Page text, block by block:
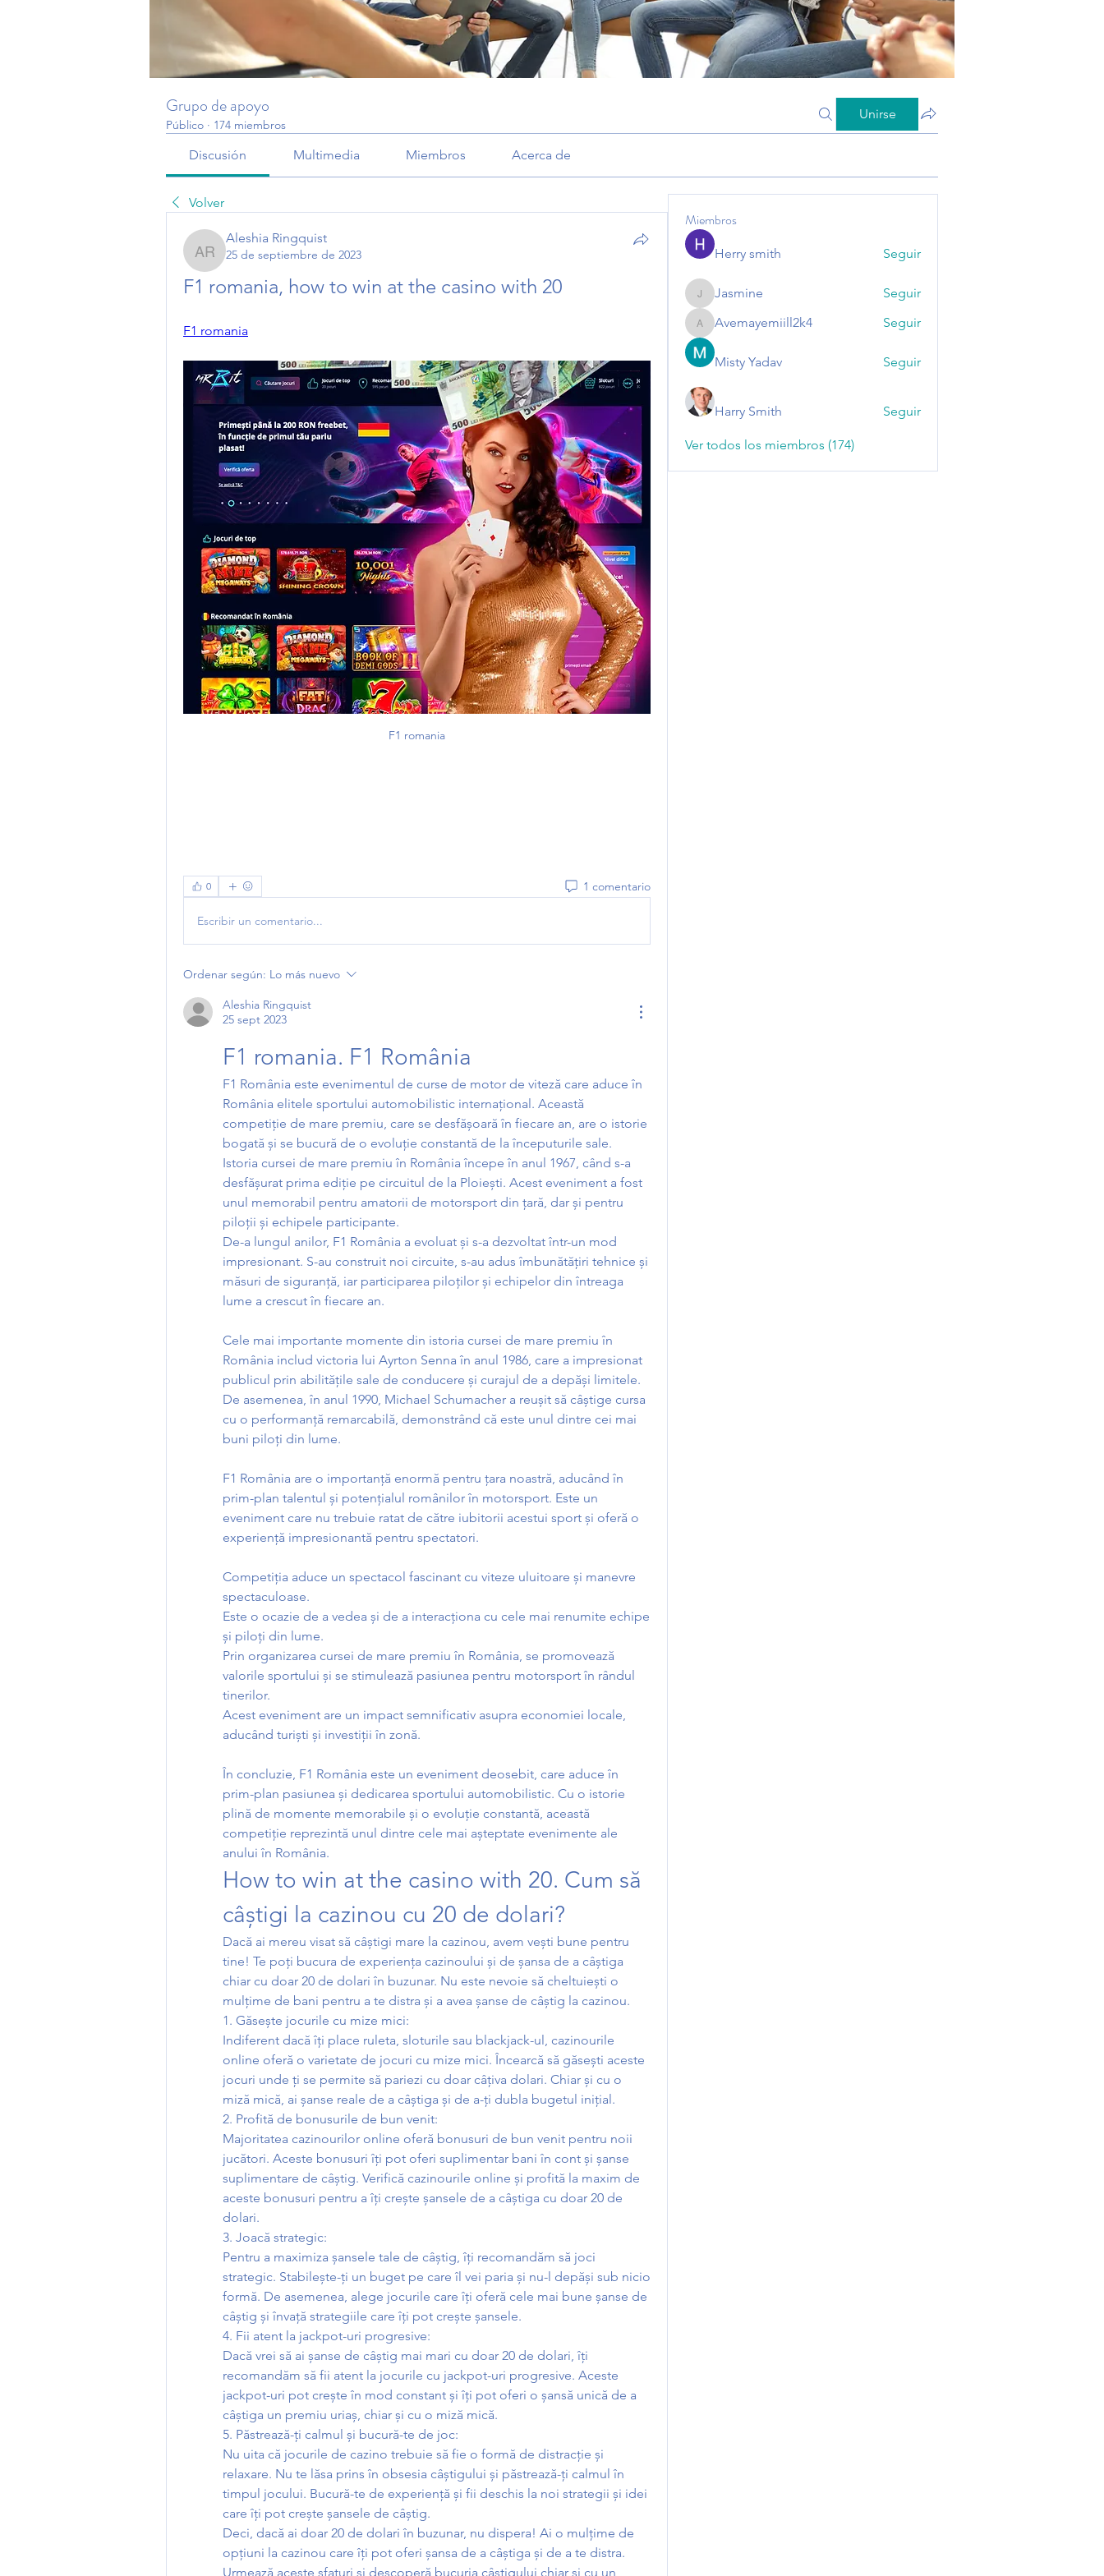
Grupo de apoyo
Público · 174 miembros
Unirse
Discusión Multimedia Miembros Acerca de
Volver
Aleshia Ringquist
Aleshia Ringquist
25 de septiembre de 2023
F1 romania, how to win at the casino with 20
F1 romania
F1 romania
0 1 comentario
Escribir un comentario...
Ordenar según: Lo más nuevo
Aleshia Ringquist
25 sept 2023
F1 romania. F1 România
F1 România este evenimentul de curse de motor de viteză care aduce în
România elitele sportului automobilistic internațional. Această
competiție de mare premiu, care se desfășoară în fiecare an, are o istorie
bogată și se bucură de o evoluție constantă de la începuturile sale.
Istoria cursei de mare premiu în România începe în anul 1967, când s-a
desfășurat prima ediție pe circuitul de la Ploiești. Acest eveniment a fost
unul memorabil pentru amatorii de motorsport din țară, dar și pentru
piloții și echipele participante.
De-a lungul anilor, F1 România a evoluat și s-a dezvoltat într-un mod
impresionant. S-au construit noi circuite, s-au adus îmbunătățiri tehnice și
măsuri de siguranță, iar participarea piloților și echipelor din întreaga
lume a crescut în fiecare an.
Cele mai importante momente din istoria cursei de mare premiu în
România includ victoria lui Ayrton Senna în anul 1986, care a impresionat
publicul prin abilitățile sale de conducere și curajul de a depăși limitele.
De asemenea, în anul 1990, Michael Schumacher a reușit să câștige cursa
cu o performanță remarcabilă, demonstrând că este unul dintre cei mai
buni piloți din lume.
F1 România are o importanță enormă pentru țara noastră, aducând în
prim-plan talentul și potențialul românilor în motorsport. Este un
eveniment care nu trebuie ratat de către iubitorii acestui sport și oferă o
experiență impresionantă pentru spectatori.
Competiția aduce un spectacol fascinant cu viteze uluitoare și manevre
spectaculoase.
Este o ocazie de a vedea și de a interacționa cu cele mai renumite echipe
și piloți din lume.
Prin organizarea cursei de mare premiu în România, se promovează
valorile sportului și se stimulează pasiunea pentru motorsport în rândul
tinerilor.
Acest eveniment are un impact semnificativ asupra economiei locale,
aducând turiști și investiții în zonă.
În concluzie, F1 România este un eveniment deosebit, care aduce în
prim-plan pasiunea și dedicarea sportului automobilistic. Cu o istorie
plină de momente memorabile și o evoluție constantă, această
competiție reprezintă unul dintre cele mai așteptate evenimente ale
anului în România.
How to win at the casino with 20. Cum să
câștigi la cazinou cu 20 de dolari?
Dacă ai mereu visat să câștigi mare la cazinou, avem vești bune pentru
tine! Te poți bucura de experiența cazinoului și de șansa de a câștiga
chiar cu doar 20 de dolari în buzunar. Nu este nevoie să cheltuiești o
mulțime de bani pentru a te distra și a avea șanse de câștig la cazinou.
1. Găsește jocurile cu mize mici:
Indiferent dacă îți place ruleta, sloturile sau blackjack-ul, cazinourile
online oferă o varietate de jocuri cu mize mici. Încearcă să găsești aceste
jocuri unde ți se permite să pariezi cu doar câțiva dolari. Chiar și cu o
miză mică, ai șanse reale de a câștiga și de a-ți dubla bugetul inițial.
2. Profită de bonusurile de bun venit:
Majoritatea cazinourilor online oferă bonusuri de bun venit pentru noii
jucători. Aceste bonusuri îți pot oferi suplimentar bani în cont și șanse
suplimentare de câștig. Verifică cazinourile online și profită la maxim de
aceste bonusuri pentru a îți crește șansele de a câștiga cu doar 20 de
dolari.
3. Joacă strategic:
Pentru a maximiza șansele tale de câștig, îți recomandăm să joci
strategic. Stabilește-ți un buget pe care îl vei paria și nu-l depăși sub nicio
formă. De asemenea, alege jocurile care îți oferă cele mai bune șanse de
câștig și învață strategiile care îți pot crește șansele.
4. Fii atent la jackpot-uri progresive:
Dacă vrei să ai șanse de câștig mai mari cu doar 20 de dolari, îți
recomandăm să fii atent la jocurile cu jackpot-uri progresive. Aceste
jackpot-uri pot crește în mod constant și îți pot oferi o șansă unică de a
câștiga un premiu uriaș, chiar și cu o miză mică.
5. Păstrează-ți calmul și bucură-te de joc:
Nu uita că jocurile de cazino trebuie să fie o formă de distracție și
relaxare. Nu te lăsa prins în obsesia câștigului și păstrează-ți calmul în
timpul jocului. Bucură-te de experiență și fii deschis la noi strategii și idei
care îți pot crește șansele de câștig.
Deci, dacă ai doar 20 de dolari în buzunar, nu dispera! Ai o mulțime de
opțiuni la cazinou care îți pot oferi șansa de a câștiga și de a te distra.
Urmează aceste sfaturi și descoperă bucuria câștigului chiar și cu un
Miembros
Herry smith Seguir
Jasmine
Jasmine Seguir
Avemayemiill2k4
Avemayemiill2k4 Seguir
Misty Yadav Seguir
Harry Smith Seguir
Ver todos los miembros (174)